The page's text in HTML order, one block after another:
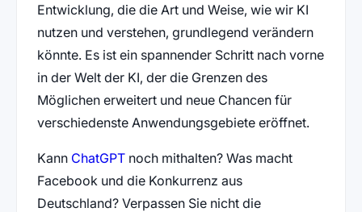
Entwicklung, die die Art und Weise, wie wir KI
nutzen und verstehen, grundlegend verändern
könnte. Es ist ein spannender Schritt nach vorne
in der Welt der KI, der die Grenzen des
Möglichen erweitert und neue Chancen für
verschiedenste Anwendungsgebiete eröffnet.
Kann ChatGPT noch mithalten? Was macht
Facebook und die Konkurrenz aus
Deutschland? Verpassen Sie nicht die